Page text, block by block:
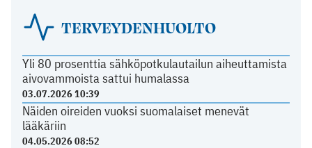
TERVEYDENHUOLTO
Yli 80 prosenttia sähköpotkulautailun aiheuttamista
aivovammoista sattui humalassa
03.07.2026 10:39
Näiden oireiden vuoksi suomalaiset menevät
lääkäriin
04.05.2026 08:52